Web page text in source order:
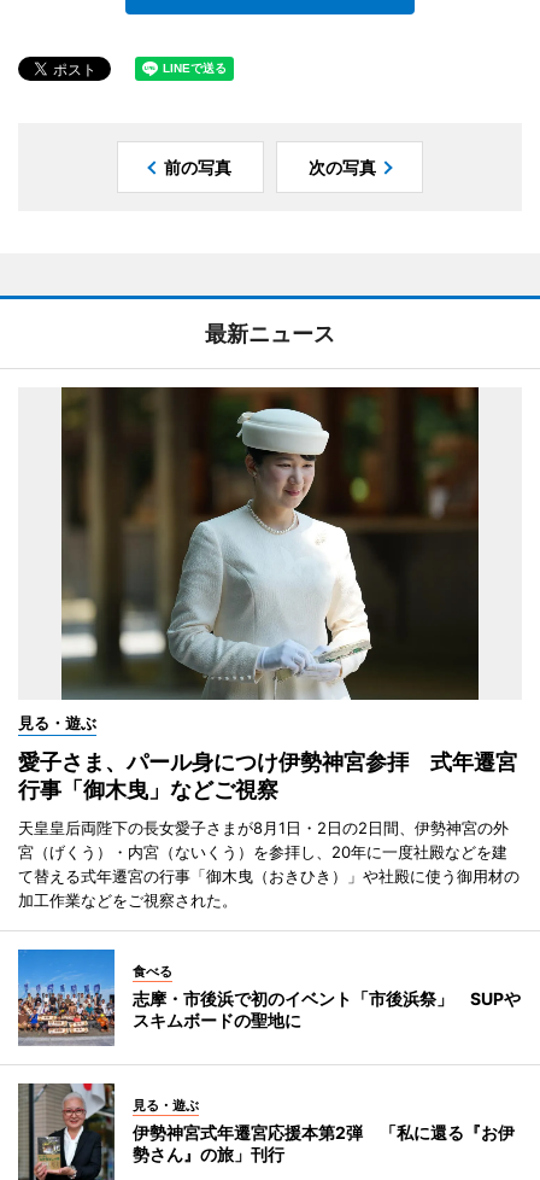
前の写真 次の写真
最新ニュース
見る・遊ぶ
愛子さま、パール身につけ伊勢神宮参拝 式年遷宮
行事「御木曳」などご視察
天皇皇后両陛下の長女愛子さまが8月1日・2日の2日間、伊勢神宮の外
宮（げくう）・内宮（ないくう）を参拝し、20年に一度社殿などを建
て替える式年遷宮の行事「御木曳（おきひき）」や社殿に使う御用材の
加工作業などをご視察された。
食べる
志摩・市後浜で初のイベント「市後浜祭」 SUPや
スキムボードの聖地に
見る・遊ぶ
伊勢神宮式年遷宮応援本第2弾 「私に還る『お伊
勢さん』の旅」刊行